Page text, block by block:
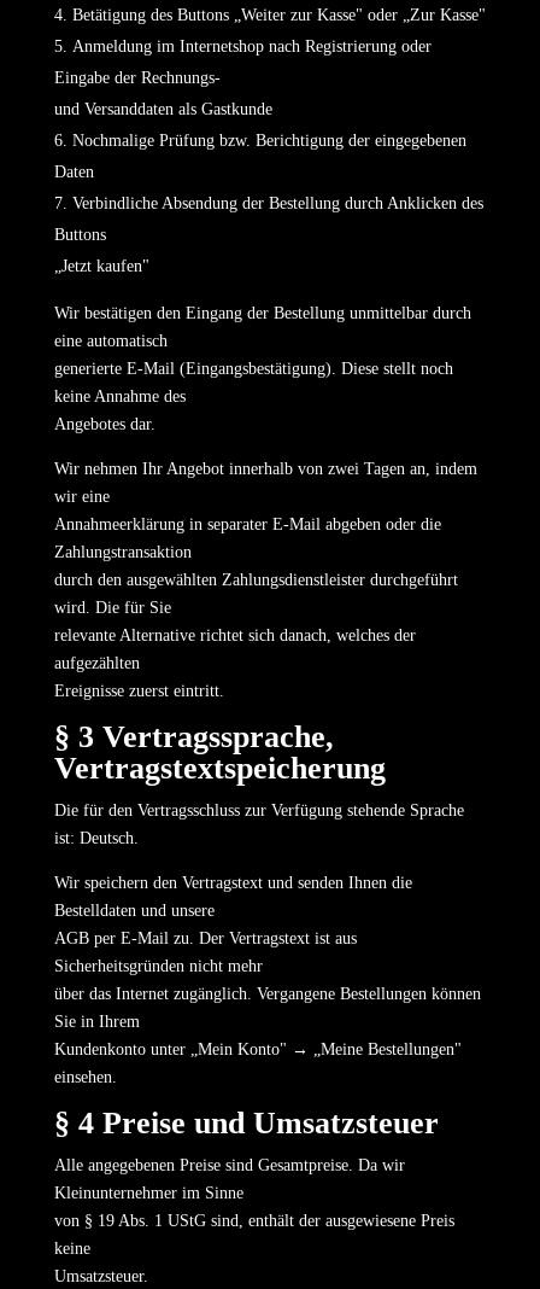
Betätigung des Buttons „Weiter zur Kasse" oder „Zur Kasse"
Anmeldung im Internetshop nach Registrierung oder
Eingabe der Rechnungs-
und Versanddaten als Gastkunde
Nochmalige Prüfung bzw. Berichtigung der eingegebenen
Daten
Verbindliche Absendung der Bestellung durch Anklicken des
Buttons
„Jetzt kaufen"
Wir bestätigen den Eingang der Bestellung unmittelbar durch
eine automatisch
generierte E-Mail (Eingangsbestätigung). Diese stellt noch
keine Annahme des
Angebotes dar.
Wir nehmen Ihr Angebot innerhalb von zwei Tagen an, indem
wir eine
Annahmeerklärung in separater E-Mail abgeben oder die
Zahlungstransaktion
durch den ausgewählten Zahlungsdienstleister durchgeführt
wird. Die für Sie
relevante Alternative richtet sich danach, welches der
aufgezählten
Ereignisse zuerst eintritt.
§ 3 Vertragssprache,
Vertragstextspeicherung
Die für den Vertragsschluss zur Verfügung stehende Sprache
ist: Deutsch.
Wir speichern den Vertragstext und senden Ihnen die
Bestelldaten und unsere
AGB per E-Mail zu. Der Vertragstext ist aus
Sicherheitsgründen nicht mehr
über das Internet zugänglich. Vergangene Bestellungen können
Sie in Ihrem
Kundenkonto unter „Mein Konto" → „Meine Bestellungen"
einsehen.
§ 4 Preise und Umsatzsteuer
Alle angegebenen Preise sind Gesamtpreise. Da wir
Kleinunternehmer im Sinne
von § 19 Abs. 1 UStG sind, enthält der ausgewiesene Preis
keine
Umsatzsteuer.